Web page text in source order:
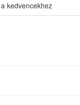
kedvencekhez